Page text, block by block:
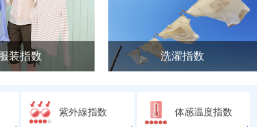
服装指数 洗濯指数
紫外線指数 体感温度指数